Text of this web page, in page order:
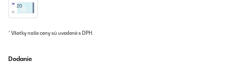
* Všetky naše ceny sú uvedené s DPH.
Dodanie